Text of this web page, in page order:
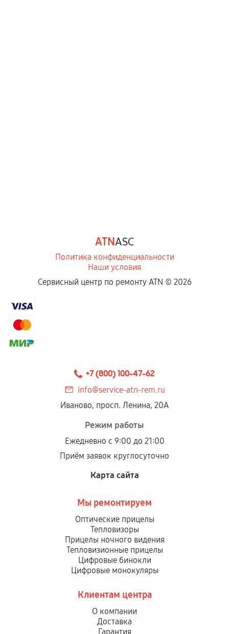
ATNASC
Политика конфиденциальности
Наши условия
Сервисный центр по ремонту ATN © 2026
+7 (800) 100-47-62
info@service-atn-rem.ru
Иваново, просп. Ленина, 20А
Режим работы
Ежедневно с 9:00 до 21:00
Приём заявок круглосуточно
Карта сайта
Мы ремонтируем
Оптические прицелы
Тепловизоры
Прицелы ночного видения
Тепловизионные прицелы
Цифровые бинокли
Цифровые монокуляры
Клиентам центра
О компании
Доставка
Гарантия